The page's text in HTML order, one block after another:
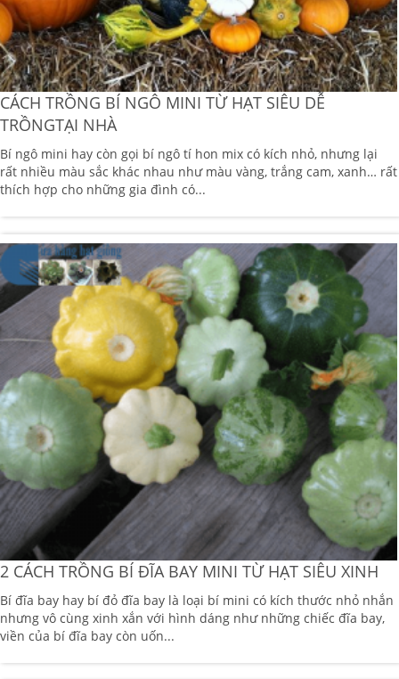
CÁCH TRỒNG BÍ NGÔ MINI TỪ HẠT SIÊU DỄ
TRỒNGTẠI NHÀ
Bí ngô mini hay còn gọi bí ngô tí hon mix có kích nhỏ, nhưng lại
rất nhiều màu sắc khác nhau như màu vàng, trắng cam, xanh… rất
thích hợp cho những gia đình có...
2 CÁCH TRỒNG BÍ ĐĨA BAY MINI TỪ HẠT SIÊU XINH
Bí đĩa bay hay bí đỏ đĩa bay là loại bí mini có kích thước nhỏ nhắn
nhưng vô cùng xinh xắn với hình dáng như những chiếc đĩa bay,
viền của bí đĩa bay còn uốn...